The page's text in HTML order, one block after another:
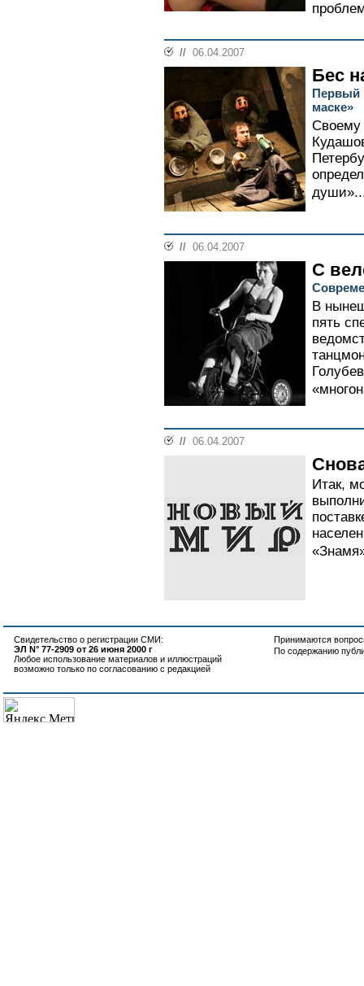
// 06.04.2007
Бес
Первый
маске»
Своему
// 06.04.2007
С
В
пять
// 06.04.2007
Итак,
Свидетельство о регистрации СМИ:
ЭЛ N° 77-2909 от 26 июня 2000 г
Любое использование материалов и иллюстраций
возможно только по согласованию с редакцией
Принимаются
По содержанию